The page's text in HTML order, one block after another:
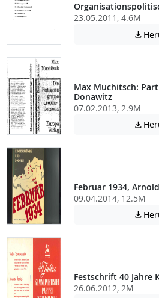
23.05.2011, 4.6M

Max Muchitsch:
Donawitz
07.02.2013, 2.9M

Februar 1934,
09.04.2014, 12.5M

Festschrift 40 Jahre
26.06.2012, 2M